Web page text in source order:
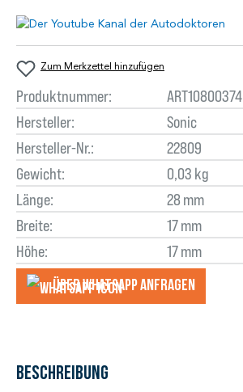
Zum Merkzettel hinzufügen
Produktnummer:
ART10800374
Hersteller:
Sonic
Hersteller-Nr.:
22809
Gewicht:
0,03 kg
Länge:
28 mm
Breite:
17 mm
Höhe:
17 mm
Über WhatsApp anfragеn
Beschreibung